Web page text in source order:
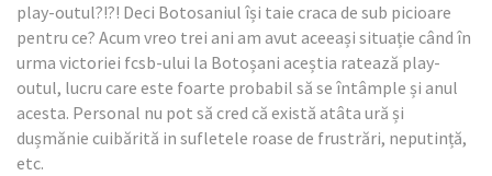
play-outul?!?! Deci Botosaniul își taie craca de sub picioare
pentru ce? Acum vreo trei ani am avut aceeași situație când în
urma victoriei fcsb-ului la Botoșani aceștia ratează play-
outul, lucru care este foarte probabil să se întâmple și anul
acesta. Personal nu pot să cred că există atâta ură și
dușmănie cuibărită in sufletele roase de frustrări, neputință,
etc.